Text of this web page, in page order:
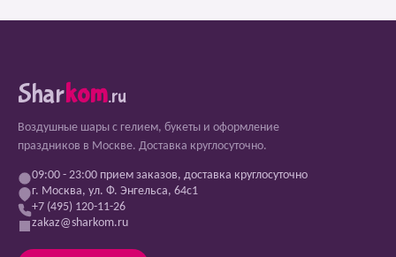
Sharkom.ru
Воздушные шары с гелием, букеты и оформление
праздников в Москве. Доставка круглосуточно.
09:00 - 23:00 прием заказов, доставка круглосуточно
г. Москва, ул. Ф. Энгельса, 64с1
+7 (495) 120-11-26
zakaz@sharkom.ru